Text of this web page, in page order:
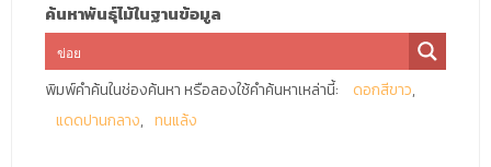
ค้นหาพันธุ์ไม้ในฐานข้อมูล
พิมพ์คำค้นในช่องค้นหา หรือลองใช้คำค้นหาเหล่านี้:
ดอกสีขาว
แดดปานกลาง
ทนแล้ง